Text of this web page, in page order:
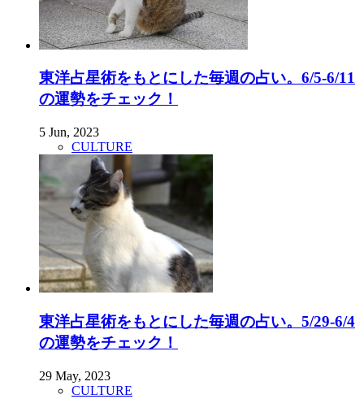
東洋占星術をもとにした毎週の占い。6/5-6/11
の運勢をチェック！
5 Jun, 2023
CULTURE
東洋占星術をもとにした毎週の占い。5/29-6/4
の運勢をチェック！
29 May, 2023
CULTURE